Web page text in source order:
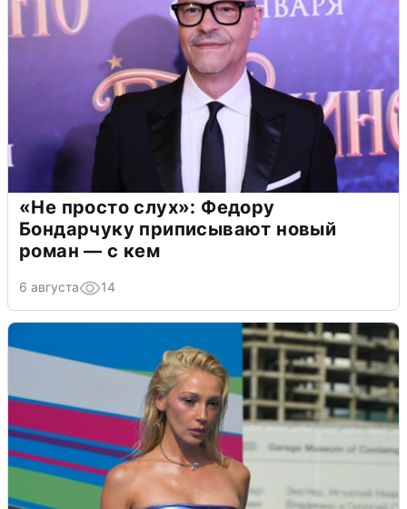
«Не просто слух»: Федору
Бондарчуку приписывают новый
роман — с кем
6 августа 14